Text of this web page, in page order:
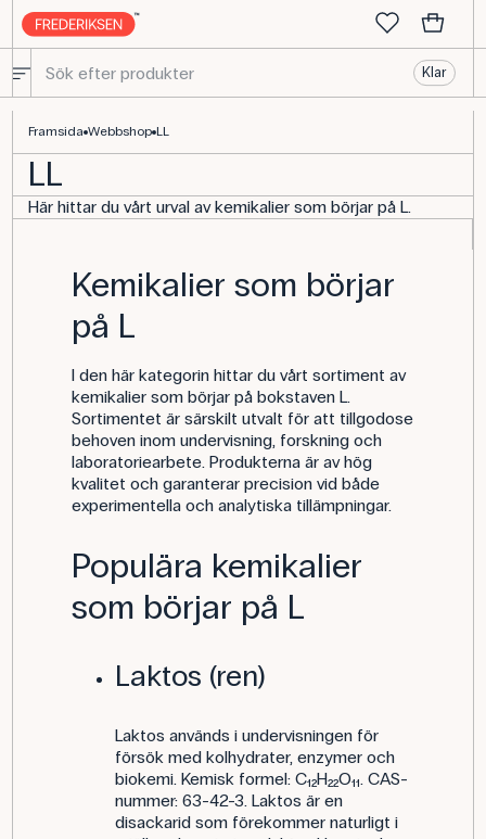
Klar
Framsida Webbshop LL
LL
Här hittar du vårt urval av kemikalier som börjar på L.
Kemikalier som börjar
på L
I den här kategorin hittar du vårt sortiment av
kemikalier som börjar på bokstaven L.
Sortimentet är särskilt utvalt för att tillgodose
behoven inom undervisning, forskning och
laboratoriearbete. Produkterna är av hög
kvalitet och garanterar precision vid både
experimentella och analytiska tillämpningar.
Populära kemikalier
som börjar på L
Laktos (ren)
Laktos används i undervisningen för
försök med kolhydrater, enzymer och
biokemi. Kemisk formel: C₁₂H₂₂O₁₁. CAS-
nummer: 63-42-3. Laktos är en
disackarid som förekommer naturligt i